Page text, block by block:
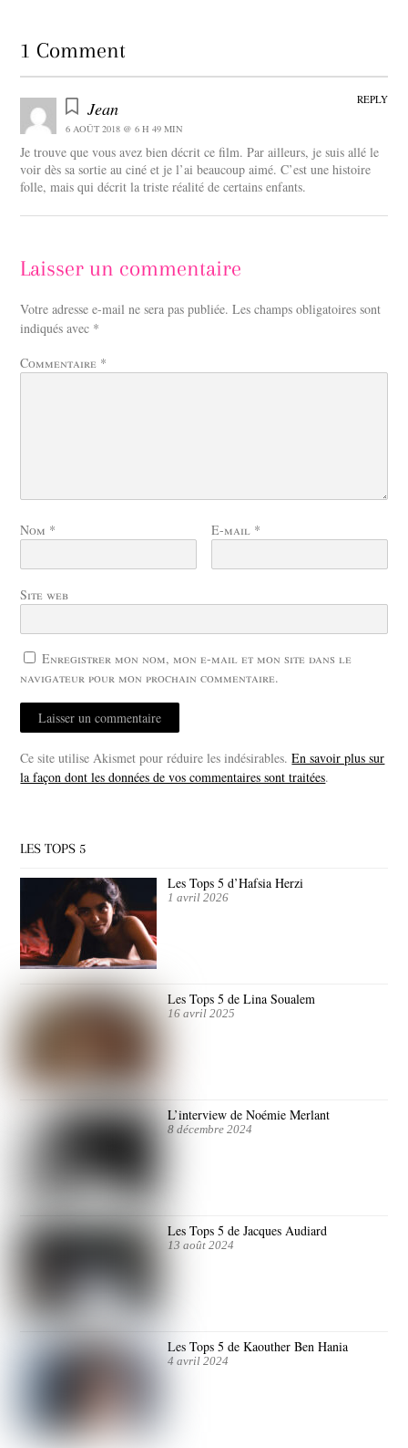
1 Comment
Jean
6 AOÛT 2018 @ 6 H 49 MIN
Je trouve que vous avez bien décrit ce film. Par ailleurs, je suis allé le
voir dès sa sortie au ciné et je l’ai beaucoup aimé. C’est une histoire
folle, mais qui décrit la triste réalité de certains enfants.
REPLY
Laisser un commentaire
Votre adresse e-mail ne sera pas publiée. Les champs obligatoires sont
indiqués avec *
Commentaire *
Nom * E-mail *
Site web
Enregistrer mon nom, mon e-mail et mon site dans le
navigateur pour mon prochain commentaire.
Ce site utilise Akismet pour réduire les indésirables.En savoir plus sur
la façon dont les données de vos commentaires sont traitées.
LES TOPS 5
Les Tops 5 d’Hafsia Herzi
1 avril 2026
Les Tops 5 de Lina Soualem
16 avril 2025
L’interview de Noémie Merlant
8 décembre 2024
Les Tops 5 de Jacques Audiard
13 août 2024
Les Tops 5 de Kaouther Ben Hania
4 avril 2024